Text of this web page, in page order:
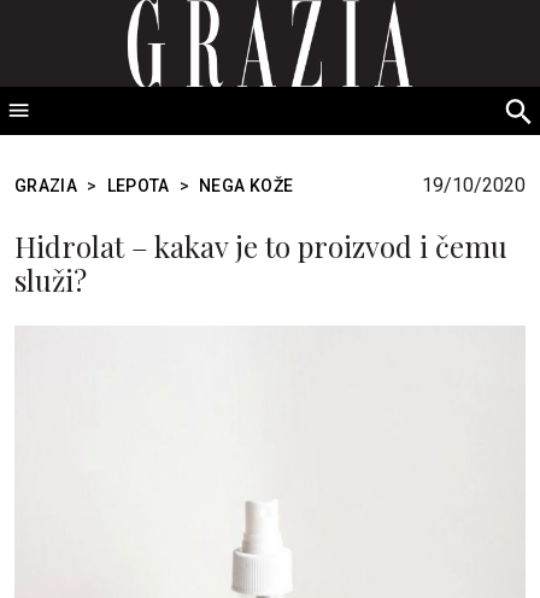
GRAZIA Srbija
GRAZIA > LEPOTA > NEGA KOŽE 19/10/2020
Hidrolat – kakav je to proizvod i čemu
služi?